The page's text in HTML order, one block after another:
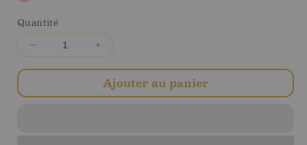
Quantité
Diminuer
pour
Augmenter
quantité
pour
Ajouter au panier